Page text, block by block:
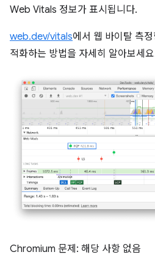
Web Vitals 정보가 표시됩니다.
web.dev/vitals에서 웹 바이탈 측
적화하는 방법을 자세히 알아보세
Chromium 문제: 해당 사항 없음